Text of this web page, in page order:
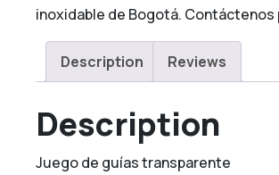
inoxidable de Bogotá. Contáctenos
Description Reviews
Description
Juego de guías transparente